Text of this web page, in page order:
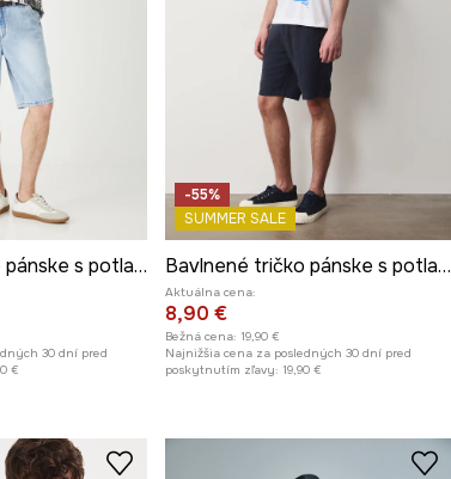
Bavlnené tričko pánske s potlačou biela farba
30 dní pred
€
-55%
SUMMER SALE
Bavlnené tričko pánske s potlačou a výšivkou
Aktuálna cena:
8,90 €
Bežná cena: 19,90 €
Najnižšia cena za posledných 30 dní pred
poskytnutím zľavy: 19,90 €